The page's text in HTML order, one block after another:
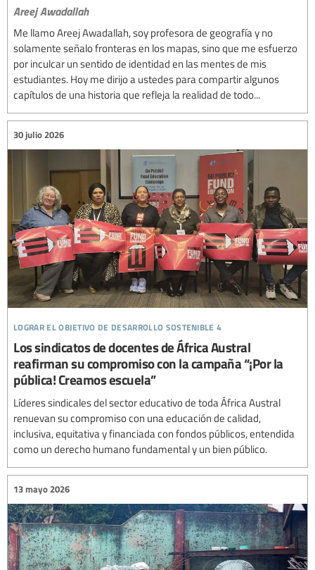
Areej Awadallah
Me llamo Areej Awadallah, soy profesora de geografía y no
solamente señalo fronteras en los mapas, sino que me esfuerzo
por inculcar un sentido de identidad en las mentes de mis
estudiantes. Hoy me dirijo a ustedes para compartir algunos
capítulos de una historia que refleja la realidad de todo...
lograr el objetivo de desarrollo sostenible 4
30 julio 2026
Los sindicatos de docentes de África Austral
reafirman su compromiso con la campaña “¡Por la
pública! Creamos escuela”
Líderes sindicales del sector educativo de toda África Austral
renuevan su compromiso con una educación de calidad,
inclusiva, equitativa y financiada con fondos públicos, entendida
como un derecho humano fundamental y un bien público.
13 mayo 2026